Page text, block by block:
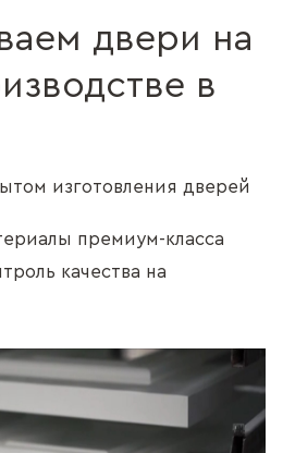
двери на
в
изготовления дверей
премиум-класса
качества на